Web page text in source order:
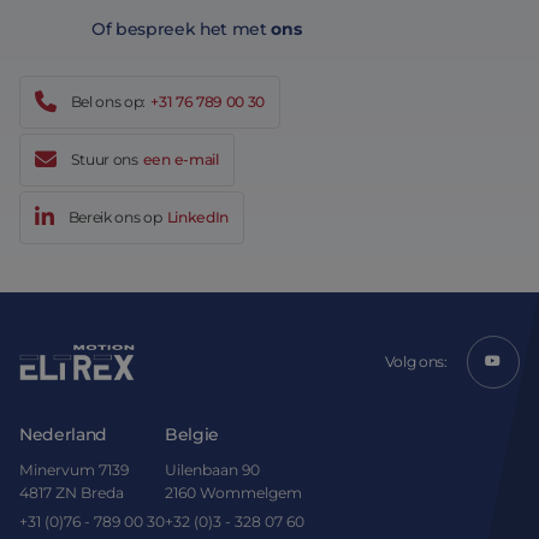
Of bespreek het metons
Bel ons op: +31 76 789 00 30
Stuur ons een e-mail
Bereik ons op LinkedIn
Volg ons:
Nederland
Minervum 7139
4817 ZN Breda
+31 (0)76 - 789 00 30
Belgie
Uilenbaan 90
2160 Wommelgem
+32 (0)3 - 328 07 60